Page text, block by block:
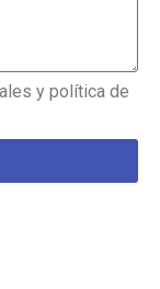
y política de